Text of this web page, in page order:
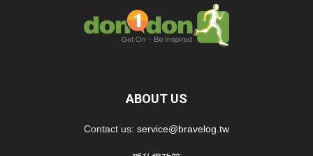
ABOUT US
Contact us: service@bravelog.tw